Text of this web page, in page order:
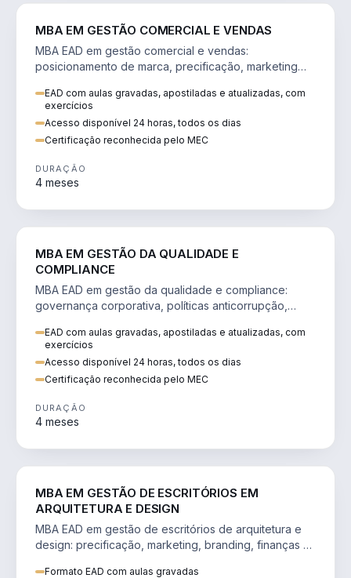
MBA EM GESTÃO COMERCIAL E VENDAS
MBA EAD em gestão comercial e vendas:
posicionamento de marca, precificação, marketing
EAD com aulas gravadas, apostiladas e atualizadas, com
exercícios
Acesso disponível 24 horas, todos os dias
Certificação reconhecida pelo MEC
DURAÇÃO
4 meses
MBA EM GESTÃO DA QUALIDADE E
COMPLIANCE
MBA EAD em gestão da qualidade e compliance:
governança corporativa, políticas anticorrupção,
EAD com aulas gravadas, apostiladas e atualizadas, com
exercícios
Acesso disponível 24 horas, todos os dias
Certificação reconhecida pelo MEC
DURAÇÃO
4 meses
MBA EM GESTÃO DE ESCRITÓRIOS EM
ARQUITETURA E DESIGN
MBA EAD em gestão de escritórios de arquitetura e
design: precificação, marketing, branding, finanças e
Formato EAD com aulas gravadas